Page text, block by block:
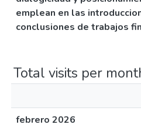
emplean en las
conclusiones de trabajos
Total visits per
febrero 2026